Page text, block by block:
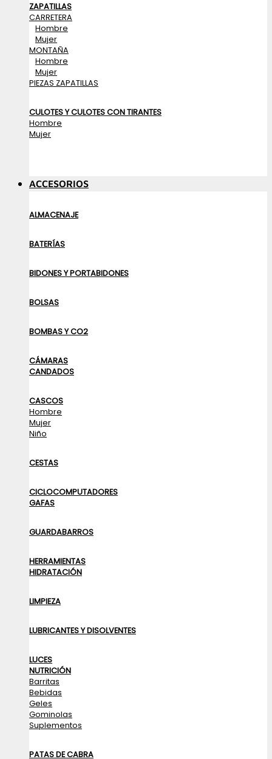
ZAPATILLAS
CARRETERA
Hombre
Mujer
MONTAÑA
Hombre
Mujer
PIEZAS ZAPATILLAS
CULOTES Y CULOTES CON TIRANTES
Hombre
Mujer
ACCESORIOS
ALMACENAJE
BATERÍAS
BIDONES Y PORTABIDONES
BOLSAS
BOMBAS Y CO2
CÁMARAS
CANDADOS
CASCOS
Hombre
Mujer
Niño
CESTAS
CICLOCOMPUTADORES
GAFAS
GUARDABARROS
HERRAMIENTAS
HIDRATACIÓN
LIMPIEZA
LUBRICANTES Y DISOLVENTES
LUCES
NUTRICIÓN
Barritas
Bebidas
Geles
Gominolas
Suplementos
PATAS DE CABRA